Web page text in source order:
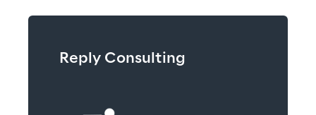
Reply Consulting